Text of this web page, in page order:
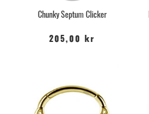
Chunky Septum Clicker
205,00 kr